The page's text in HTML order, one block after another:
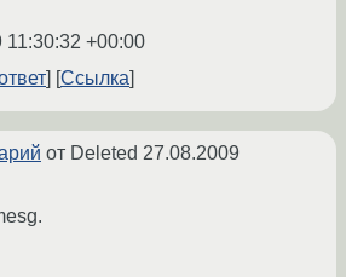
11:30:32 +00:00
Ссылка
от Deleted 27.08.2009